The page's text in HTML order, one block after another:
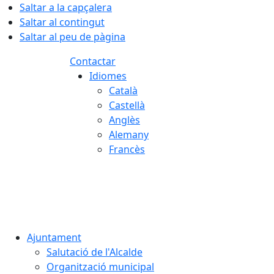
Saltar a la capçalera
Saltar al contingut
Saltar al peu de pàgina
Contactar
Idiomes
Català
Castellà
Anglès
Alemany
Francès
Ajuntament
Salutació de l'Alcalde
Organització municipal